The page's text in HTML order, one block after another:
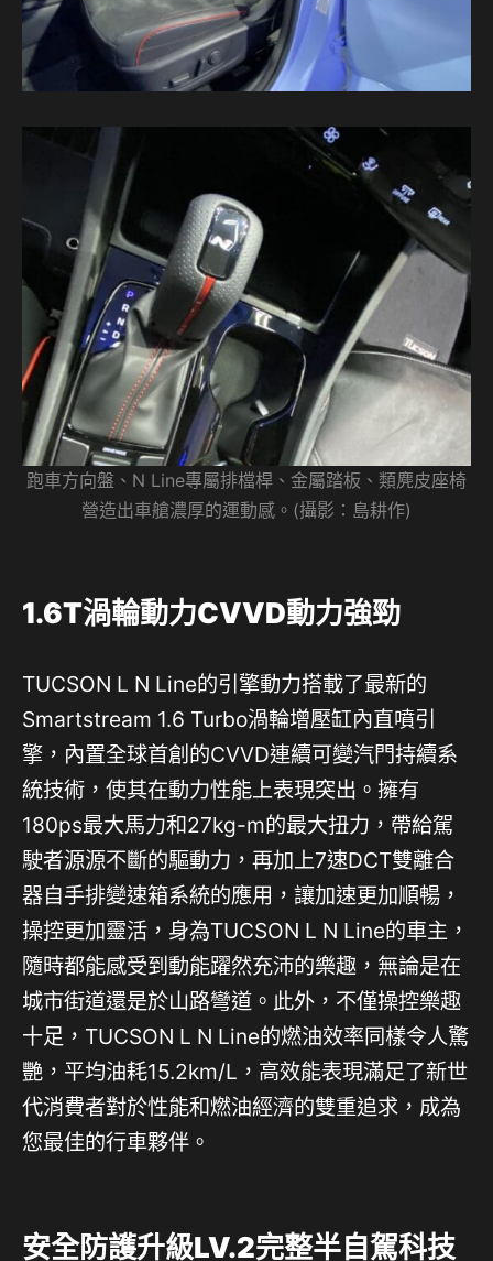
跑車方向盤、N Line專屬排檔桿、金屬踏板、類麂皮座椅
營造出車艙濃厚的運動感。(攝影：島耕作)
1.6T渦輪動力CVVD動力強勁
TUCSON L N Line的引擎動力搭載了最新的
Smartstream 1.6 Turbo渦輪增壓缸內直噴引
擎，內置全球首創的CVVD連續可變汽門持續系
統技術，使其在動力性能上表現突出。擁有
180ps最大馬力和27kg-m的最大扭力，帶給駕
駛者源源不斷的驅動力，再加上7速DCT雙離合
器自手排變速箱系統的應用，讓加速更加順暢，
操控更加靈活，身為TUCSON L N Line的車主，
隨時都能感受到動能躍然充沛的樂趣，無論是在
城市街道還是於山路彎道。此外，不僅操控樂趣
十足，TUCSON L N Line的燃油效率同樣令人驚
艷，平均油耗15.2km/L，高效能表現滿足了新世
代消費者對於性能和燃油經濟的雙重追求，成為
您最佳的行車夥伴。
安全防護升級LV.2完整半自駕科技